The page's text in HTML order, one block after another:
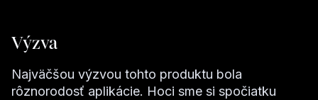
Výzva
Najväčšou výzvou tohto produktu bola
rôznorodosť aplikácie. Hoci sme si spočiatku